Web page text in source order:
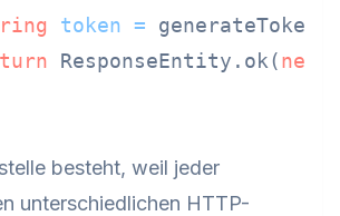
token =
ResponseEntity.ok(new
besteht, weil jeder
unterschiedlichen HTTP-